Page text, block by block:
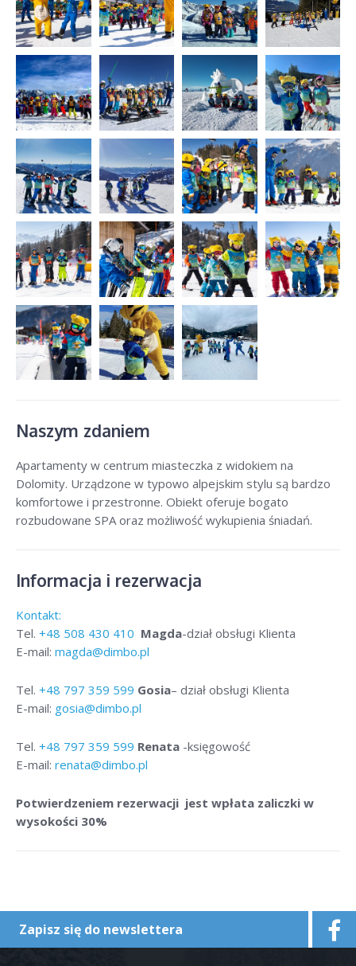
Naszym zdaniem
Apartamenty w centrum miasteczka z widokiem na
Dolomity. Urządzone w typowo alpejskim stylu są bardzo
komfortowe i przestronne. Obiekt oferuje bogato
rozbudowane SPA oraz możliwość wykupienia śniadań.
Informacja i rezerwacja
Kontakt:
Tel. +48 508 430 410 Magda-dział obsługi Klienta
E-mail: magda@dimbo.pl
Tel. +48 797 359 599 Gosia– dział obsługi Klienta
E-mail: gosia@dimbo.pl
Tel. +48 797 359 599 Renata -księgowość
E-mail: renata@dimbo.pl
Potwierdzeniem rezerwacji jest wpłata zaliczki w
wysokości 30%
Zapisz się do newslettera